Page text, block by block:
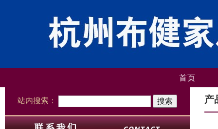
首页
站内搜索： 产